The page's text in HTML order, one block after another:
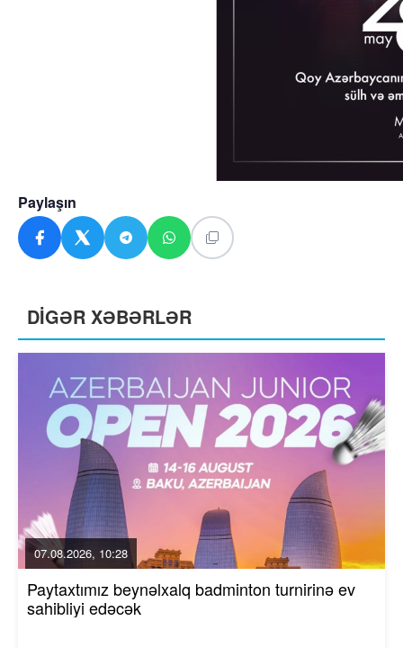
Paylaşın
DİGƏR XƏBƏRLƏR
07.08.2026, 10:28
Paytaxtımız beynəlxalq badminton turnirinə ev
sahibliyi edəcək